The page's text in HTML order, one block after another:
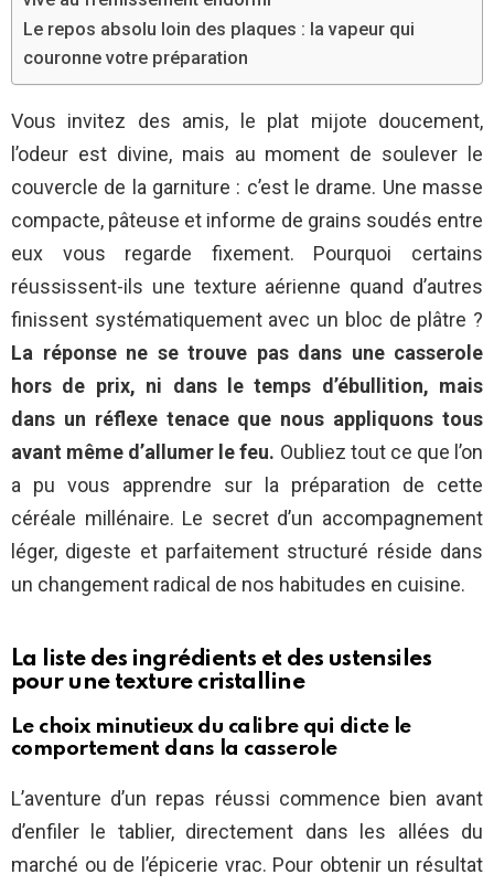
Le repos absolu loin des plaques : la vapeur qui
couronne votre préparation
Vous invitez des amis, le plat mijote doucement,
l’odeur est divine, mais au moment de soulever le
couvercle de la garniture : c’est le drame. Une masse
compacte, pâteuse et informe de grains soudés entre
eux vous regarde fixement. Pourquoi certains
réussissent-ils une texture aérienne quand d’autres
finissent systématiquement avec un bloc de plâtre ?
La réponse ne se trouve pas dans une casserole
hors de prix, ni dans le temps d’ébullition, mais
dans un réflexe tenace que nous appliquons tous
avant même d’allumer le feu. Oubliez tout ce que l’on
a pu vous apprendre sur la préparation de cette
céréale millénaire. Le secret d’un accompagnement
léger, digeste et parfaitement structuré réside dans
un changement radical de nos habitudes en cuisine.
La liste des ingrédients et des ustensiles
pour une texture cristalline
Le choix minutieux du calibre qui dicte le
comportement dans la casserole
L’aventure d’un repas réussi commence bien avant
d’enfiler le tablier, directement dans les allées du
marché ou de l’épicerie vrac. Pour obtenir un résultat